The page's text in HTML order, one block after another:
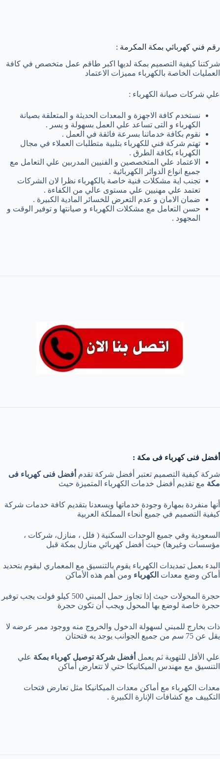
رقم فني كهربائي بمكة المكرمة :
شركتنا كيفية التصميم بمكة لديها اكبر طاقم عمل متخصص في كافة
العمليات الخاصة بالكهرباء مميزات الاعتماد
علي شركات صيانة الكهرباء :
نستخدم كافة الاجهزة و المعدات الحديثة و المتعلقة بصيانة
الكهرباء و التى تساعد علي العمل بسهولة و يسر .
نقوم بكافة خدماتنا بسرعة فائقة في العمل .
تهتم شركة فني للكهرباء بتلبية متطلبات العملاء في مجال
الكهرباء بكافة الطرق .
الاعتماد علي المتخصصين و الفنيين المدربين علي التعامل مع
جميع انواع الدوائر الكهربائية .
تجنب اية مشكلات فنية خاصة بالكهرباء نظرا لان الشركات
تعتمد علي مهنيين علي مستوى عالي من الكفاءة .
ضمان الامان و عدم التعرض للخسائر المادية الكبيرة .
حسن التعامل مع مشكلات الكهرباء و صيانتها و توفير الوقت و
المجهود .
أفضل فنى كهرباء فى مكة :
شركة كيفية التصميم تعتبر أفضل شركة تقدم أفضل فنى كهرباء فى
مكة مع تقديم أفضل خدمات الكهرباء المتميزة حيث
أنها منفردة بمهارة وجودة خدماتها ويسعدنا بتقديم كافة خدمات شركة
كيفية التصميم في جميع أنحاء المملكة العربية
السعودية وفي جميع الوحدات السكنية ( فلل ، منازل، شركات ،
مؤسسات وغيرها) حيث أفضل كهربائي منازل بمكة قبل
البدء بعمل تمديدات الكهرباء يقوم بالتنسيق مع المعماري ليقوم بتحديد
أماكن وضع معدات الكهرباء ومن أهم هذه الأماكن
حجرة المحولات حيث إذا تجاوز حمل المبني 500 كيلو فولت يجب توفير
حجرة خاصة لوضع بها المحول ويجب أن تكون حجرة
ذات بخارج للمبني لسهولة الدخول والخروج منه ووجود ممر عرضه لا
يقل عن 75 سم من جميع الجوانب يوجد به فتحتان
علي الأقل للتهوية ثم يعمل أفضل شركة توصيل كهرباء بمكة علي
التنسيق مع مهندس الميكانيكا حتي لا تتعارض أماكن
معدات الكهرباء مع أماكن معدات الميكانيكا مثل تعارض فتحات
التكييف مع كشافات الإنارة الكبيرة .